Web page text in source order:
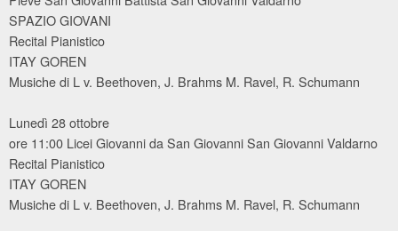
SPAZIO GIOVANI
Recital Pianistico
ITAY GOREN
Musiche di L v. Beethoven, J. Brahms M. Ravel, R. Schumann
Lunedì 28 ottobre
ore 11:00 Licei Giovanni da San Giovanni San Giovanni Valdarno
Recital Pianistico
ITAY GOREN
Musiche di L v. Beethoven, J. Brahms M. Ravel, R. Schumann